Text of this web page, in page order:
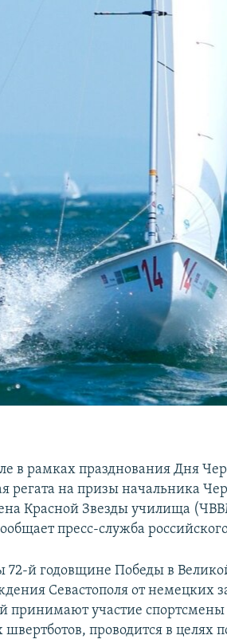
в рамках празднования Дня
регата на призы начальника
Красной Звезды училища
пресс-служба
72-й годовщине Победы в
Севастополя от немецких
принимают участие спортсмены
проводится в целях